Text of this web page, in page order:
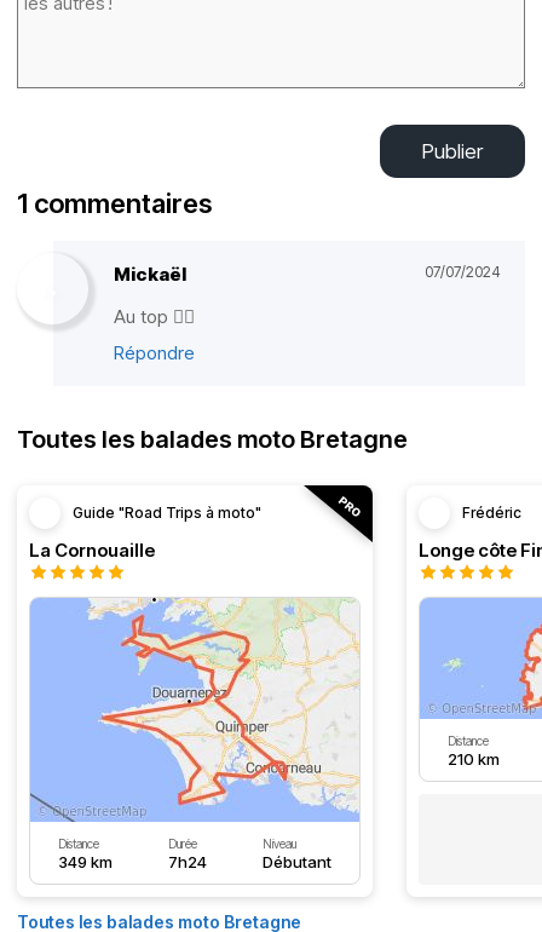
Publier
1 commentaires
Mickaël 07/07/2024
Au top ✌🏻
Répondre
Toutes les balades moto Bretagne
Guide "Road Trips à moto"
La Cornouaille
Distance
349 km
Durée
7h24
Niveau
Débutant
Frédéric
Distance
210 km
Toutes les balades moto Bretagne